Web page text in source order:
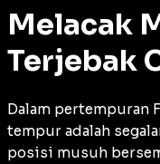
Melacak
Terjebak
Dalam pertempuran
tempur adalah
posisi musuh